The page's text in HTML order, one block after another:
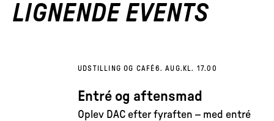
LIGNENDE EVENTS
UDSTILLING OG CAFÉ6. AUG. KL. 17.00
Entré og aftensmad
Oplev DAC efter fyraften – med entré